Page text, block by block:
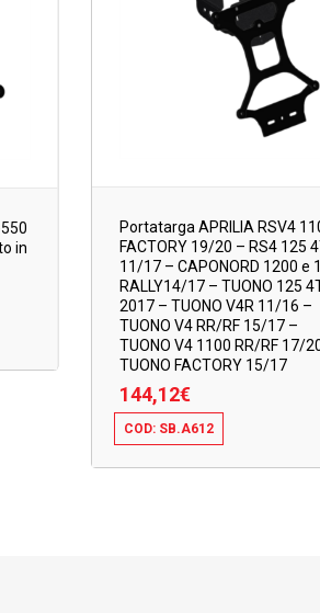
in
Portatarga APRILIA RSV4
FACTORY 19/20 – RS4 125
11/17 – CAPONORD 1200 e
RALLY14/17 – TUONO 125
2017 – TUONO V4R 11/16 –
TUONO V4 RR/RF 15/17 –
TUONO V4 1100 RR/RF 17/
TUONO FACTORY 15/17
144,12€
COD: SB.A612
144,12€